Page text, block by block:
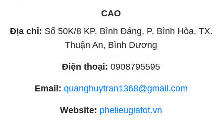
CAO
Địa chỉ: Số 50K/8 KP. Bình Đáng, P. Bình Hòa, TX.
Thuận An, Bình Dương
Điện thoại: 0908795595
Email: quanghuytran1368@gmail.com
Website: phelieugiatot.vn